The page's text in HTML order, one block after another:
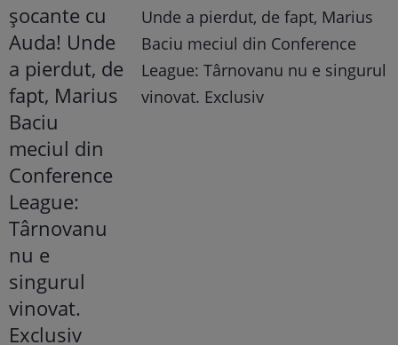
Unde a pierdut, de fapt, Marius
Baciu meciul din Conference
League: Târnovanu nu e singurul
vinovat. Exclusiv